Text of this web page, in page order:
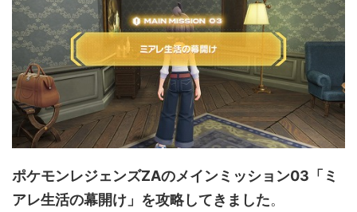
ポケモンレジェンズZAのメインミッション03「ミ
アレ生活の幕開け」を攻略してきました。